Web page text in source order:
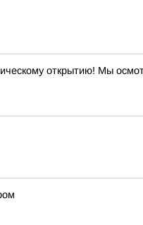
открытию! Мы